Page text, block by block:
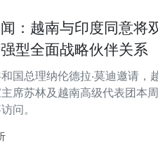
：越南与印度同意将
型全面战略伙伴关系
国总理纳伦德拉·莫迪邀请，
席苏林及越南高级代表团本
问。